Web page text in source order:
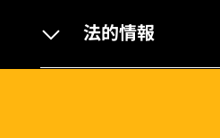
法的情報